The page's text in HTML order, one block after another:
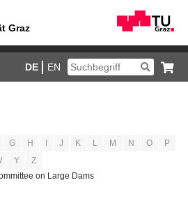
DE EN
G H J K L M N O
P
Y
Z
on Large Dams